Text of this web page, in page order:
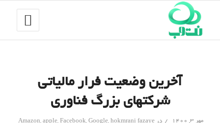
آخرین وضعیت فرار مالیاتی
شرکتهای بزرگ فناوری
مهر ۳, ۱۴۰۰ / در Amazon,apple,Facebook,Google,hokmrani fazaye